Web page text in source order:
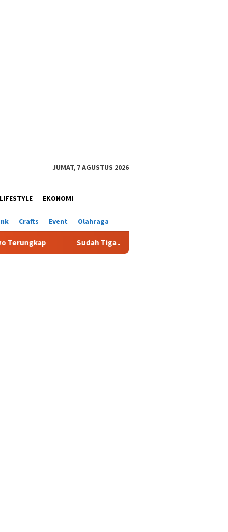
JUMAT, 7 AGUSTUS 2026
LIFESTYLE EKONOMI
Crafts Event Olahraga
Sudah Tiga Jam Lebih Eks Jampidsus Febrie Adriansyah